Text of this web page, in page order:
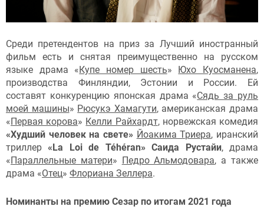
Среди претендентов на приз за Лучший иностранный
фильм есть и снятая преимущественно на русском
языке драма «Купе номер шесть» Юхо Куосманена,
производства Финляндии, Эстонии и России. Ей
составят конкуренцию японская драма «Сядь за руль
моей машины» Рюсукэ Хамагути, американская драма
«Первая корова» Келли Райхардт, норвежская комедия
«Худший человек на свете» Йоакима Триера, иранский
триллер«La Loi de Téhéran» Саида Рустайи, драма
«Параллельные матери» Педро Альмодовара, а также
драма «Отец» Флориана Зеллера.
Номинанты на премию Сезар по итогам 2021 года